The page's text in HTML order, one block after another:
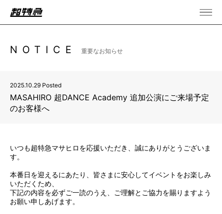
NOTICE 重要なお知らせ
2025.10.29 Posted
MASAHIRO 超DANCE Academy 追加公演にご来場予定
のお客様へ
いつも超特急マサヒロを応援いただき、誠にありがとうございま
す。
本番日を迎えるにあたり、皆さまに安心してイベントをお楽しみ
いただくため、
下記の内容を必ずご一読のうえ、ご理解とご協力を賜りますよう
お願い申しあげます。